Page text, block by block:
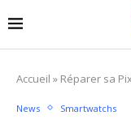
Accueil » Réparer sa
News Smartwatchs